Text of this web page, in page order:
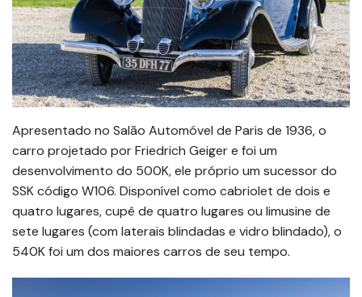
Apresentado no Salão Automóvel de Paris de 1936, o
carro projetado por Friedrich Geiger e foi um
desenvolvimento do 500K, ele próprio um sucessor do
SSK código W106. Disponível como cabriolet de dois e
quatro lugares, cupê de quatro lugares ou limusine de
sete lugares (com laterais blindadas e vidro blindado), o
540K foi um dos maiores carros de seu tempo.